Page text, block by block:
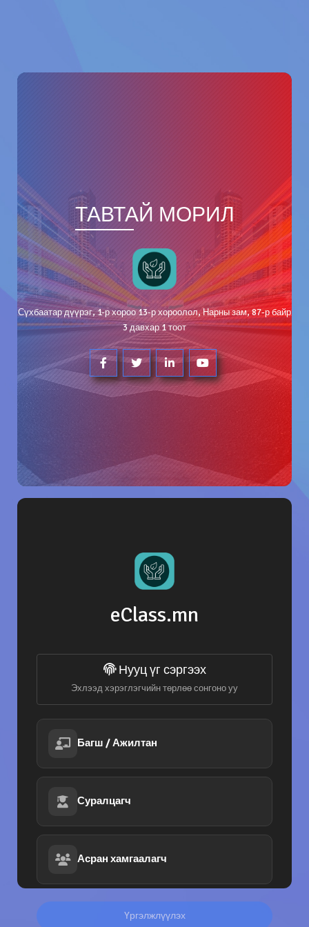
ТАВТАЙ МОРИЛ
Сүхбаатар дүүрэг, 1-р хороо 13-р хороолол, Нарны зам, 87-р байр
3 давхар 1 тоот
eClass.mn
Нууц үг сэргээх
Эхлээд хэрэглэгчийн төрлөө сонгоно уу
Багш / Ажилтан
Суралцагч
Асран хамгаалагч
Үргэлжлүүлэх